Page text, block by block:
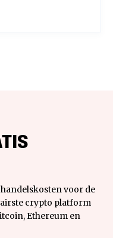
voor de
crypto platform
Ethereum en